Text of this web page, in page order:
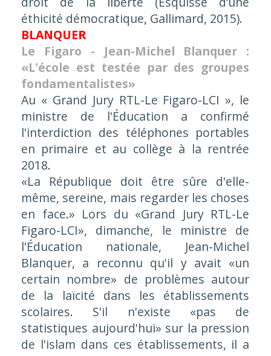
éthicité démocratique, Gallimard, 2015).
BLANQUER
Le Figaro - Jean-Michel Blanquer :
«L'école est testée par des groupes
fondamentalistes»
Au « Grand Jury RTL-Le Figaro-LCI », le
ministre de l'Éducation a confirmé
l'interdiction des téléphones portables
en primaire et au collège à la rentrée
2018.
«La République doit être sûre d'elle-
même, sereine, mais regarder les choses
en face.» Lors du «Grand Jury RTL-Le
Figaro-LCI», dimanche, le ministre de
l'Éducation nationale, Jean-Michel
Blanquer, a reconnu qu'il y avait «un
certain nombre» de problèmes autour
de la laïcité dans les établissements
scolaires. S'il n'existe «pas de
statistiques aujourd'hui» sur la pression
de l'islam dans ces établissements, il a